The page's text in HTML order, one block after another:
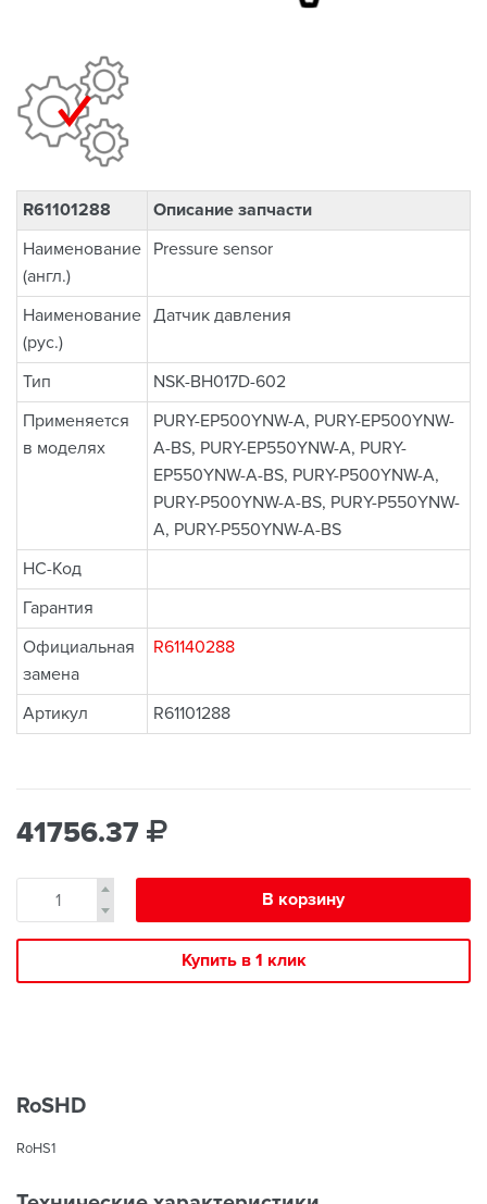
R61101288
Описание запчасти
Наименование
(англ.)
Pressure sensor
Наименование
(рус.)
Датчик давления
Тип
NSK-BH017D-602
Применяется
в моделях
PURY-EP500YNW-A, PURY-EP500YNW-
A-BS, PURY-EP550YNW-A, PURY-
EP550YNW-A-BS, PURY-P500YNW-A,
PURY-P500YNW-A-BS, PURY-P550YNW-
A, PURY-P550YNW-A-BS
НС-Код
Гарантия
Официальная
замена
R61140288
Артикул R61101288
41756.37
В корзину
Купить в 1 клик
RoSHD
RoHS1